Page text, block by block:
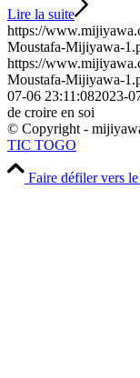
Lire la suite
https://
Moustafa-Mijiyawa-
https://
Moustafa-Mijiyawa-
07-06 23:11:082023-
de croire en soi
© Copyright -
TIC TOGO
Faire défiler vers